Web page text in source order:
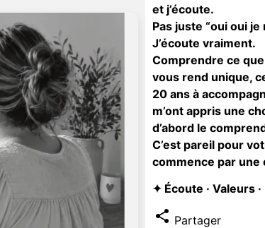
et j’écoute.
Pas juste “oui oui je
J’écoute vraiment.
Comprendre ce
vous rend unique,
20 ans à
m’ont appris une
d’abord le
C’est pareil pour
commence par une
✦ Écoute · Valeurs
Partager